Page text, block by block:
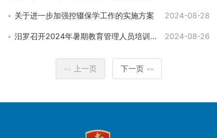
关于进一步加强控辍保学工作的实施方案 2024-08-28
汨罗召开2024年暑期教育管理人员培训班暨秋季开学工作部署会 2024-08-26
<< 上一页 下一页 >>